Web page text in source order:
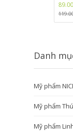
Danh
Mỹ phẩm
Mỹ phẩm
Mỹ phẩm